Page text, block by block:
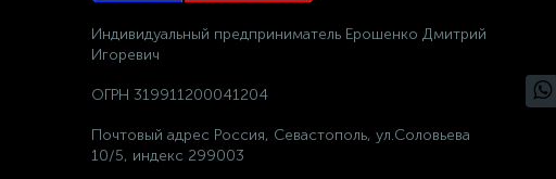
Индивидуальный предприниматель Ерошенко Дмитрий
Игоревич
ОГРН 319911200041204
Почтовый адрес Россия, Севастополь, ул.Соловьева
10/5, индекс 299003